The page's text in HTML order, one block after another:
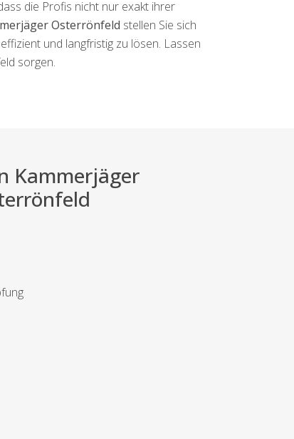
die Profis nicht nur exakt ihrer
Osterrönfeld stellen Sie sich
und langfristig zu lösen. Lassen
sorgen.
Kammerjäger